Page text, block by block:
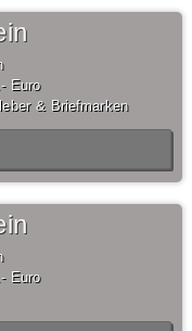
Euro
& Briefmarken
Euro